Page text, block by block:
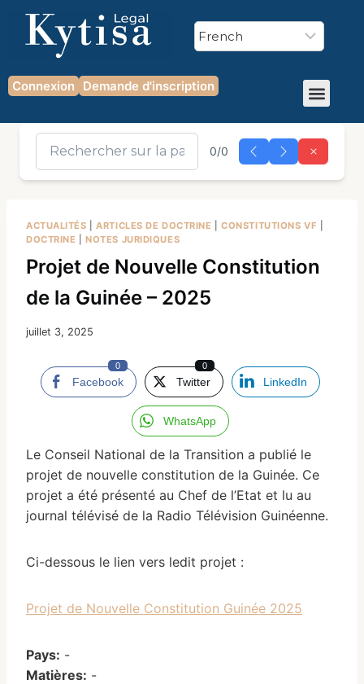
Connexion Demande d'inscription
0/0
ACTUALITÉS |ARTICLES DE DOCTRINE |CONSTITUTIONS VF
DOCTRINE
|NOTES JURIDIQUES
Projet de Nouvelle Constitution
de la Guinée – 2025
juillet 3, 2025
Facebook
0
Twitter
0
LinkedIn
WhatsApp
Le Conseil National de la Transition a publié le
projet de nouvelle constitution de la Guinée. Ce
projet a été présenté au Chef de l’Etat et lu au
journal télévisé de la Radio Télévision Guinéenne.
Ci-dessous le lien vers ledit projet :
Projet de Nouvelle Constitution Guinée 2025
Pays: -
Matières: -